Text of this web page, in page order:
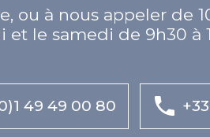
ou à nous appeler de
le samedi de 9h30 à
49 49 00 80